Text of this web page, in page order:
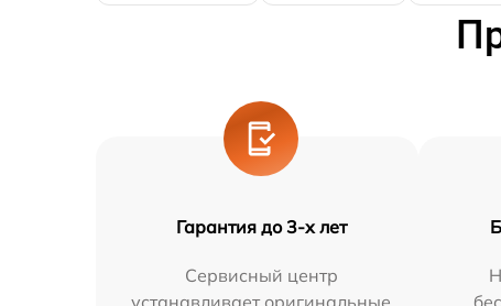
Гарантия до 3-х лет
Сервисный центр
устанавливает оригинальные